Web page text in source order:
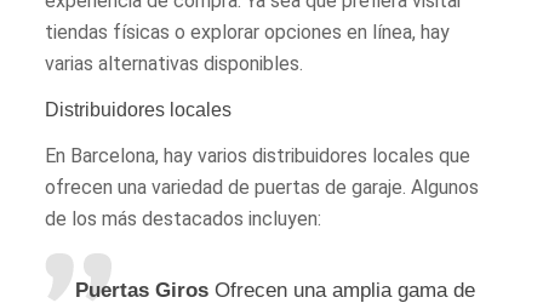
tiendas físicas o explorar opciones en línea, hay
varias alternativas disponibles.
Distribuidores locales
En Barcelona, hay varios distribuidores locales que
ofrecen una variedad de puertas de garaje. Algunos
de los más destacados incluyen:
Puertas Giros Ofrecen una amplia gama de